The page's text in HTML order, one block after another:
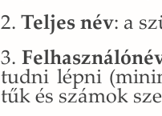
2. Tel­jes név: a
3.
tudni lépni
tűk és szá­mok